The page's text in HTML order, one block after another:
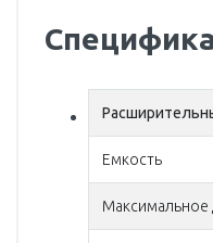
Емкость
Максимальное